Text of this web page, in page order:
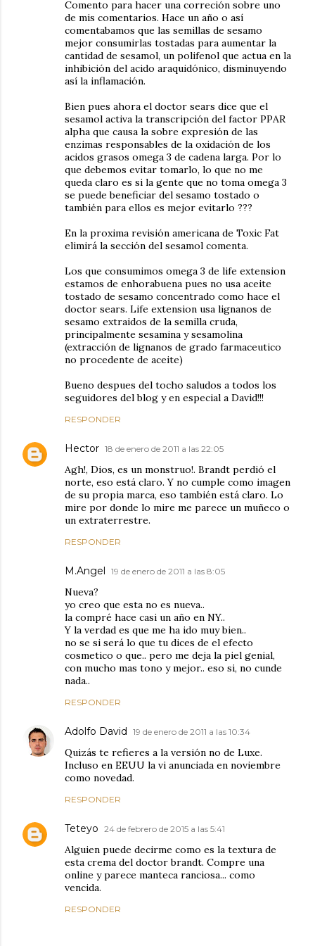
Comento para hacer una correción sobre uno
de mis comentarios. Hace un año o así
comentabamos que las semillas de sesamo
mejor consumirlas tostadas para aumentar la
cantidad de sesamol, un polifenol que actua en la
inhibición del acido araquidónico, disminuyendo
así la inflamación.
Bien pues ahora el doctor sears dice que el
sesamol activa la transcripción del factor PPAR
alpha que causa la sobre expresión de las
enzimas responsables de la oxidación de los
acidos grasos omega 3 de cadena larga. Por lo
que debemos evitar tomarlo, lo que no me
queda claro es si la gente que no toma omega 3
se puede beneficiar del sesamo tostado o
también para ellos es mejor evitarlo ???
En la proxima revisión americana de Toxic Fat
elimirá la sección del sesamol comenta.
Los que consumimos omega 3 de life extension
estamos de enhorabuena pues no usa aceite
tostado de sesamo concentrado como hace el
doctor sears. Life extension usa lignanos de
sesamo extraidos de la semilla cruda,
principalmente sesamina y sesamolina
(extracción de lignanos de grado farmaceutico
no procedente de aceite)
Bueno despues del tocho saludos a todos los
seguidores del blog y en especial a David!!!
RESPONDER
Hector 18 de enero de 2011 a las 22:05
Agh!, Dios, es un monstruo!. Brandt perdió el
norte, eso está claro. Y no cumple como imagen
de su propia marca, eso también está claro. Lo
mire por donde lo mire me parece un muñeco o
un extraterrestre.
RESPONDER
M.Angel 19 de enero de 2011 a las 8:05
Nueva?
yo creo que esta no es nueva..
la compré hace casi un año en NY..
Y la verdad es que me ha ido muy bien..
no se si será lo que tu dices de el efecto
cosmetico o que.. pero me deja la piel genial,
con mucho mas tono y mejor.. eso si, no cunde
nada..
RESPONDER
Adolfo David 19 de enero de 2011 a las 10:34
Quizás te refieres a la versión no de Luxe.
Incluso en EEUU la vi anunciada en noviembre
como novedad.
RESPONDER
Teteyo 24 de febrero de 2015 a las 5:41
Alguien puede decirme como es la textura de
esta crema del doctor brandt. Compre una
online y parece manteca ranciosa... como
vencida.
RESPONDER